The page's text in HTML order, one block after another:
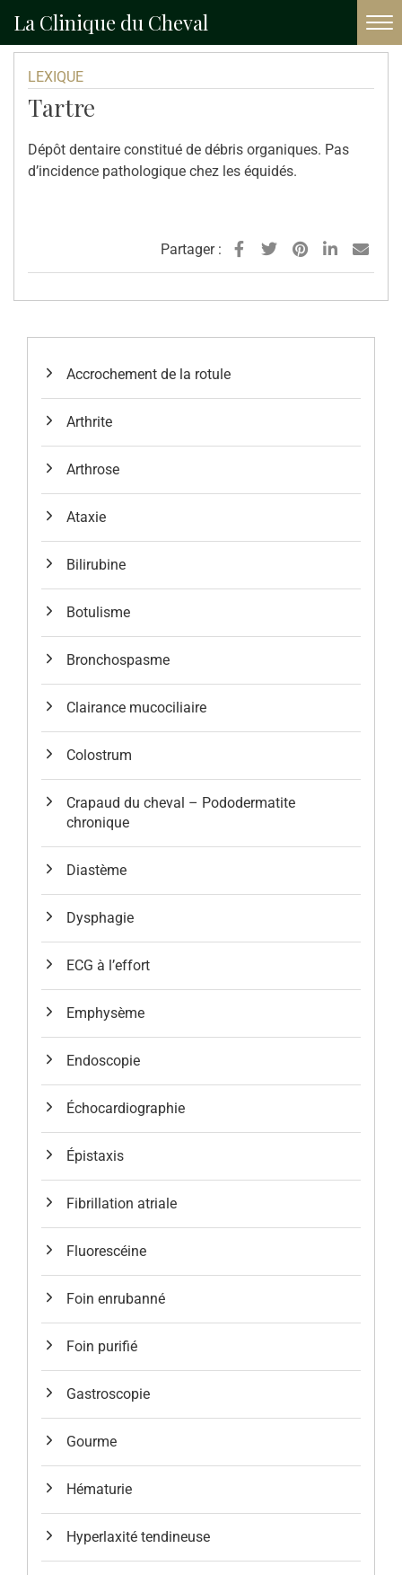
La Clinique du Cheval
Accueil Lexique Tartre
LEXIQUE
Tartre
Dépôt dentaire constitué de débris organiques. Pas
d’incidence pathologique chez les équidés.
Partager :
Accrochement de la rotule
Arthrite
Arthrose
Ataxie
Bilirubine
Botulisme
Bronchospasme
Clairance mucociliaire
Colostrum
Crapaud du cheval – Pododermatite
chronique
Diastème
Dysphagie
ECG à l’effort
Emphysème
Endoscopie
Échocardiographie
Épistaxis
Fibrillation atriale
Fluorescéine
Foin enrubanné
Foin purifié
Gastroscopie
Gourme
Hématurie
Hyperlaxité tendineuse